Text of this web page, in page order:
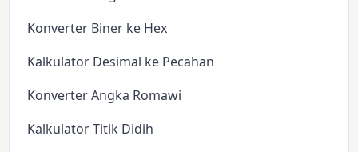
Konverter Biner ke Hex
Kalkulator Desimal ke Pecahan
Konverter Angka Romawi
Kalkulator Titik Didih